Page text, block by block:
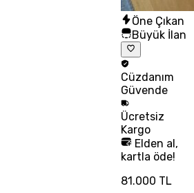
Öne Çıkan
Büyük İlan
Cüzdanım
Güvende
Ücretsiz
Kargo
Elden al,
kartla öde!
81.000 TL